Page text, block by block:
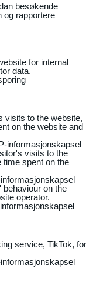
besøkende
og rapportere
for internal
data.
visits to the website,
on the website and
informasjonskapsel
visits to the
spent on the
on the
operator.
service, TikTok, for